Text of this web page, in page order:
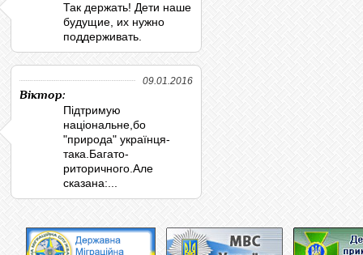
Так держать! Дети наше
будущие, их нужно
поддерживать.
09.01.2016
Віктор:
Підтримую
національне,бо
"природа" українця-
така.Багато-
риторичного.Але
сказана:...